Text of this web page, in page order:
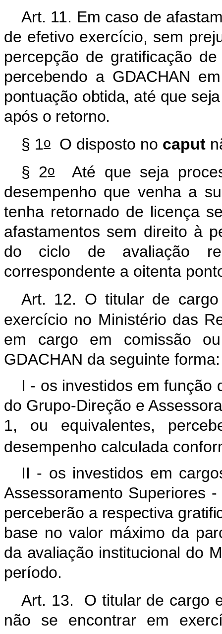
Art. 11. Em caso de
de efetivo exercício, sem
percepção de gratificação
percebendo a GDACHAN
pontuação obtida, até que
após o retorno.
§ 1o O disposto no caput
§ 2oAté que seja
desempenho que venha a
tenha retornado de licença
afastamentos sem direito à
do ciclo de avaliação
correspondente a oitenta
Art. 12. O titular de
exercício no Ministério das
em cargo em comissão
GDACHAN da seguinte forma:
I - os investidos em função
do Grupo-Direção e
1, ou equivalentes,
desempenho calculada
II - os investidos em
Assessoramento Superiores -
perceberão a respectiva
base no valor máximo da
da avaliação institucional do
período.
Art. 13. O titular de cargo
não se encontrar em